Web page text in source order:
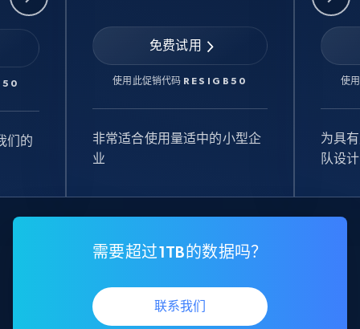
们的
免费试用
使用此促销代码 RESIGB50
非常适合使用量适中的小型企
业
使
为具
队设计
需要超过1TB的数据吗？
联系我们